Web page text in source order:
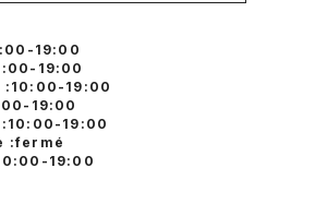
19:00
19:00
19:00
19:00
19:00
:fermé
19:00